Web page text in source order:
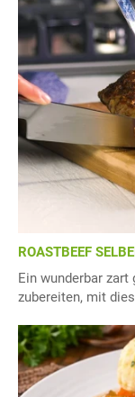
ROASTBEEF
Ein wunderbar
zubereiten, mit